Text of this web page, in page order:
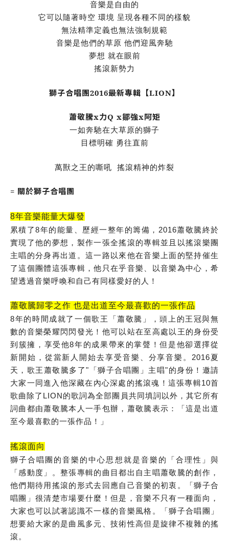
音樂是自由的
它可以隨著時空 環境 呈現各種不同的樣貌
無法精準定義也無法強制規範
音樂是他們的草原 他們迎風奔馳
夢想 就在眼前
搖滾新勢力
獅子合唱團2016最新專輯【LION】
蕭敬騰x力Q x鄒強x阿矩
一如奔馳在大草原的獅子
目標明確 勇往直前
萬獸之王的嘶吼 搖滾精神的炸裂
= 關於獅子合唱團
8年音樂能量大爆發
累積了8年的能量、歷經一整年的籌備，2016蕭敬騰終於
實現了他的夢想，製作一張全搖滾的專輯並且以搖滾樂團
主唱的分身再出道。這一路以來他在音樂上面的堅持催生
了這個團體這張專輯，他只在乎音樂、以音樂為中心，希
望透過音樂呼喚和自己有同樣愛好的人！
蕭敬騰歸零之作 也是出道至今最喜歡的一張作品
8年的時間成就了一個歌王「蕭敬騰」，頭上的王冠與無
數的音樂榮耀閃閃發光！他可以站在至高處以王的身份受
到簇擁，享受他8年的成果帶來的掌聲！但是他卻選擇從
新開始，從當新人開始去享受音樂、分享音樂。2016夏
天，歌王蕭敬騰多了"「獅子合唱團」主唱"的身份！邀請
大家一同進入他深藏在內心深處的搖滾魂！這張專輯10首
歌曲除了LION的歌詞為全部團員共同填詞以外，其它所有
詞曲都由蕭敬騰本人一手包辦，蕭敬騰表示：「這是出道
至今最喜歡的一張作品！」
搖滾面向
獅子合唱團的音樂的中心思想就是音樂的「合理性」與
「感動度」。整張專輯的曲目都出自主唱蕭敬騰的創作，
他們期待用搖滾的形式去回應自己音樂的初衷。「獅子合
唱團」很清楚市場要什麼！但是，音樂不只有一種面向，
大家也可以試著認識不一樣的音樂風格。「獅子合唱團」
想要給大家的是曲風多元、技術性高但是旋律不複雜的搖
滾。